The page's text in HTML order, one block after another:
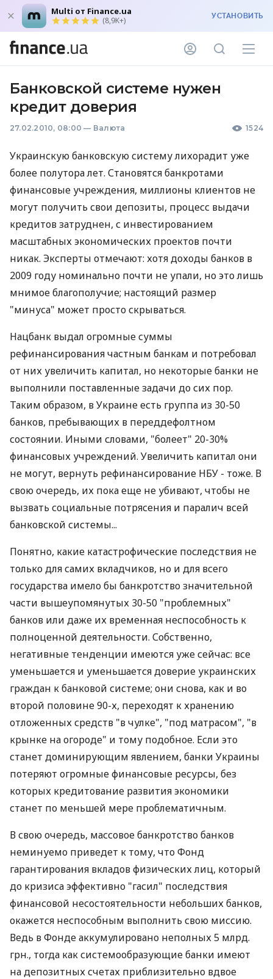
Multi от Finance.ua
(8,9K+) УСТАНОВИТЬ
Банковской системе нужен
кредит доверия
27.02.2010, 08:00 — Валюта 1524
Украинскую банковскую систему лихорадит уже
более полутора лет. Становятся банкротами
финансовые учреждения, миллионы клиентов не
могут получить свои депозиты, процесс выдачи
кредитов затруднен, с инвестированием
масштабных экономических проектов почти
никак. Эксперты отмечают: хотя доходы банков в
2009 году номинально почти не упали, но это лишь
мнимое благополучие; настоящий размер
"минуса" может просто скрываться.
Нацбанк выдал огромные суммы
рефинансирования частным банкам и потребовал
от них увеличить капитал, но некоторые банки не
выполнили поставленные задачи до сих пор.
Таким образом, в Украине есть группа из 30-50
банков, пребывающих в переддефолтном
состоянии. Иными словами, "болеет" 20-30%
финансовых учреждений. Увеличить капитал они
не могут, вернуть рефинансирование НБУ - тоже. В
свою очередь, их пока еще не убивают, чтобы не
вызвать социальные потрясения и паралич всей
банковской системы...
Понятно, какие катастрофические последствия не
только для самих вкладчиков, но и для всего
государства имело бы банкротство значительной
части вышеупомянутых 30-50 "проблемных"
банков или даже их временная неспособность к
полноценной деятельности. Собственно,
негативные тенденции имеются уже сейчас: все
уменьшается и уменьшается доверие украинских
граждан к банковой системе; они снова, как и во
второй половине 90-х, переходят к хранению
отложенных средств "в чулке", "под матрасом", "в
крынке на огороде" и тому подобное. Если это
станет доминирующим явлением, банки Украины
потеряют огромные финансовые ресурсы, без
которых кредитование развития экономики
станет по меньшей мере проблематичным.
В свою очередь, массовое банкротство банков
неминуемо приведет к тому, что Фонд
гарантирования вкладов физических лиц, который
до кризиса эффективно "гасил" последствия
финансовой несостоятельности небольших банков,
окажется неспособным выполнить свою миссию.
Ведь в Фонде аккумулировано неполных 5 млрд.
грн., тогда как системообразующие банки имеют
на депозитных счетах приблизительно вдвое